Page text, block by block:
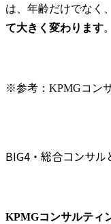
は、年齢だけでなく、
て大きく変わります。
※参考：KPMGコン
BIG4・総合コンサル
KPMGコンサルティ